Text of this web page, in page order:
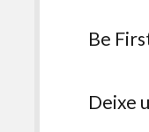
Be
Deixe